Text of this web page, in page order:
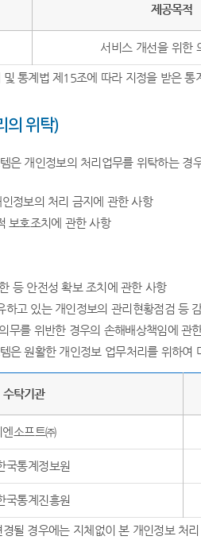
제공목적
서비스 개선을 위한
통계법 제15조에 따라 지정을 받은 통
의 위탁)
은 개인정보의 처리업무를 위탁하는
정보의 처리 금지에 관한 사항
보호조치에 관한 사항
등 안전성 확보 조치에 관한 사항
하고 있는 개인정보의 관리현황점검 등
무를 위반한 경우의 손해배상책임에 관
은 원활한 개인정보 업무처리를 위하
수탁기관
엔소프트㈜
국통계정보원
국통계진흥원
될 경우에는 지체없이 본 개인정보 처